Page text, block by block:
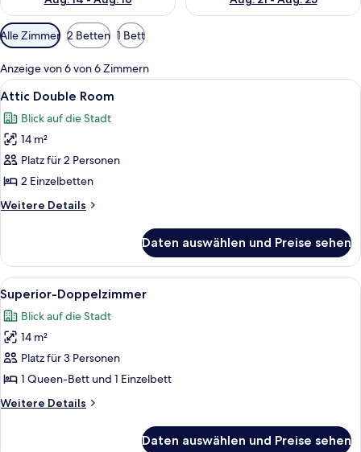
Verfügbare
Filter
für
Zimmer
Alle Zimmer 2 Betten 1 Bett
Anzeige von 6 von 6 Zimmern
Alle
Fotos
für
Attic
Double
Room
anzeigen
Ein modernes Schlafzimmer mit
4
Attic Double Room
Blick auf die Stadt
14 m²
Platz für 2 Personen
2 Einzelbetten
Weitere Details
Weitere
Double
Room
Daten auswählen und Preise sehen
Alle
Fotos
für
Superior-
Doppelzimmer
anzeigen
Ein Hotelzimmer mit einem Bett,
13
Superior-Doppelzimmer
Blick auf die Stadt
14 m²
Platz für 3 Personen
1 Queen-Bett und 1 Einzelbett
Weitere Details
Weitere
Daten auswählen und Preise sehen